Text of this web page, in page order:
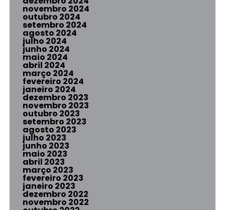
novembro 2024
outubro 2024
setembro 2024
agosto 2024
julho 2024
junho 2024
maio 2024
abril 2024
março 2024
fevereiro 2024
janeiro 2024
dezembro 2023
novembro 2023
outubro 2023
setembro 2023
agosto 2023
julho 2023
junho 2023
maio 2023
abril 2023
março 2023
fevereiro 2023
janeiro 2023
dezembro 2022
novembro 2022